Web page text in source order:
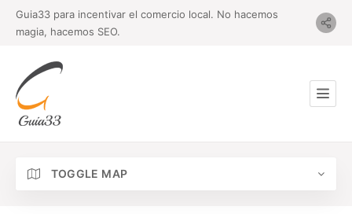
Guia33 para incentivar el comercio local. No hacemos
magia, hacemos SEO.
TOGGLE MAP